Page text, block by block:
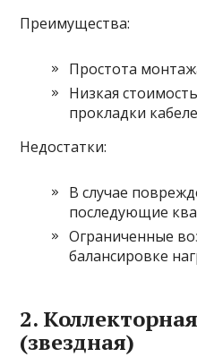
Преимущества:
Простота
Низкая
прокладки
Недостатки:
В случае
последующие
Ограниченные
балансировке
2.
(звездная)